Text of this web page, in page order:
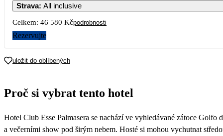
Strava: All inclusive
Celkem: 46 580 Kčpodrobnosti
Rezervujte
uložit do oblíbených
Proč si vybrat tento hotel
Hotel Club Esse Palmasera se nachází ve vyhledávané zátoce
a večerními show pod širým nebem. Hosté si mohou vychutnat